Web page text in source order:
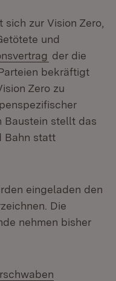
zur Vision Zero,
und
der die
bekräftigt
Zero zu
Baustein stellt das
Bahn statt
eingeladen den
Die
nehmen bisher